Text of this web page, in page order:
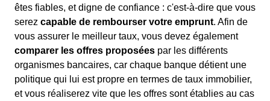
êtes fiables, et digne de confiance : c'est-à-dire que vous
serez capable de rembourser votre emprunt. Afin de
vous assurer le meilleur taux, vous devez également
comparer les offres proposées par les différents
organismes bancaires, car chaque banque détient une
politique qui lui est propre en termes de taux immobilier,
et vous réaliserez vite que les offres sont établies au cas